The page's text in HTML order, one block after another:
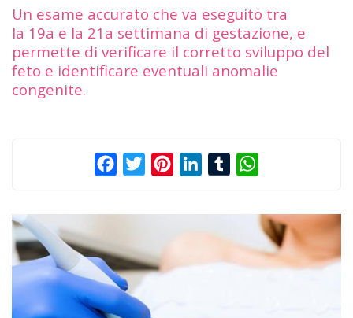
Un esame accurato che va eseguito tra
la 19a e la 21a settimana di gestazione, e
permette di verificare il corretto sviluppo del
feto e identificare eventuali anomalie
congenite.
FacebookTwitterPinterestLinkedInTumblr